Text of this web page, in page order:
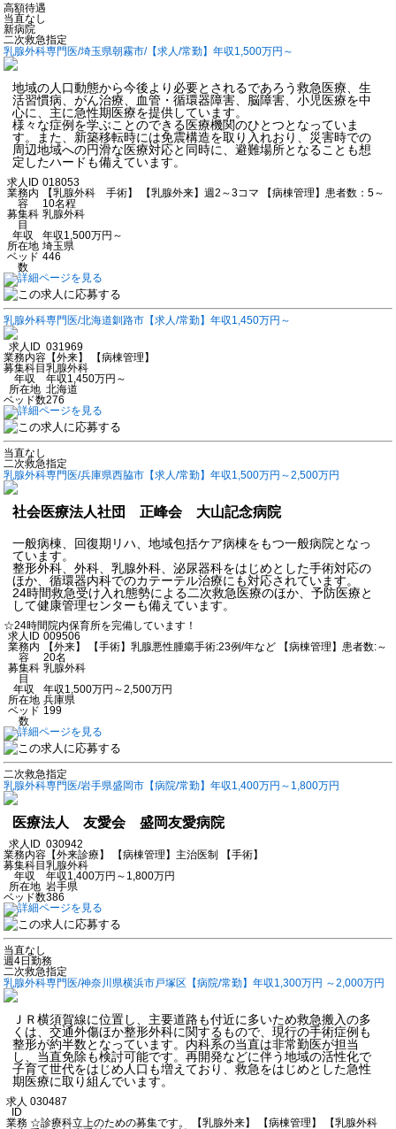
高額待遇
当直なし
新病院
二次救急指定
乳腺外科専門医/埼玉県朝霧市/【求人/常勤】年収1,500万円～
地域の人口動態から今後より必要とされるであろう救急医療、生
活習慣病、がん治療、血管・循環器障害、脳障害、小児医療を中
心に、主に急性期医療を提供しています。
様々な症例を学ぶことのできる医療機関のひとつとなっていま
す。また、新築移転時には免震構造を取り入れおり、災害時での
周辺地域への円滑な医療対応と同時に、避難場所となることも想
定したハードも備えています。
求人ID 018053
業務内
容
【乳腺外科 手術】 【乳腺外来】週2～3コマ 【病棟管理】患者数：5～
10名程
募集科
目
乳腺外科
年収
年収1,500万円～
所在地 埼玉県
ベッド
数
446
乳腺外科専門医/北海道釧路市【求人/常勤】年収1,450万円～
求人ID 031969
業務内容 【外来】 【病棟管理】
募集科目乳腺外科
年収
年収1,450万円～
所在地 北海道
ベッド数276
当直なし
二次救急指定
乳腺外科専門医/兵庫県西脇市【求人/常勤】年収1,500万円～2,500万円
社会医療法人社団 正峰会 大山記念病院
一般病棟、回復期リハ、地域包括ケア病棟をもつ一般病院となっ
ています。
整形外科、外科、乳腺外科、泌尿器科をはじめとした手術対応の
ほか、循環器内科でのカテーテル治療にも対応されています。
24時間救急受け入れ態勢による二次救急医療のほか、予防医療と
して健康管理センターも備えています。
☆24時間院内保育所を完備しています！
求人ID 009506
業務内
容
【外来】 【手術】乳腺悪性腫瘍手術:23例/年など 【病棟管理】患者数:～
20名
募集科
目
乳腺外科
年収
年収1,500万円～2,500万円
所在地 兵庫県
ベッド
数
199
二次救急指定
乳腺外科専門医/岩手県盛岡市【病院/常勤】年収1,400万円～1,800万円
医療法人 友愛会 盛岡友愛病院
求人ID 030942
業務内容 【外来診療】 【病棟管理】主治医制 【手術】
募集科目乳腺外科
年収
年収1,400万円～1,800万円
所在地 岩手県
ベッド数386
当直なし
週4日勤務
二次救急指定
乳腺外科専門医/神奈川県横浜市戸塚区【病院/常勤】年収1,300万円 ～2,000万円
ＪＲ横須賀線に位置し、主要道路も付近に多いため救急搬入の多
くは、交通外傷ほか整形外科に関するもので、現行の手術症例も
整形が約半数となっています。内科系の当直は非常勤医が担当
し、当直免除も検討可能です。再開発などに伴う地域の活性化で
子育て世代をはじめ人口も増えており、救急をはじめとした急性
期医療に取り組んでいます。
求人
ID
030487
業務 ☆診療科立上のための募集です。 【乳腺外来】 【病棟管理】 【乳腺外科